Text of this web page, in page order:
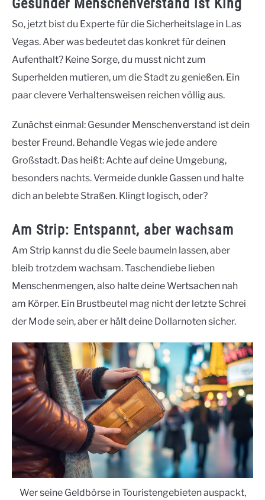
Gesunder Menschenverstand ist King
So, jetzt bist du Experte für die Sicherheitslage in Las
Vegas. Aber was bedeutet das konkret für deinen
Aufenthalt? Keine Sorge, du musst nicht zum
Superhelden mutieren, um die Stadt zu genießen. Ein
paar clevere Verhaltensweisen reichen völlig aus.
Zunächst einmal: Gesunder Menschenverstand ist dein
bester Freund. Behandle Vegas wie jede andere
Großstadt. Das heißt: Achte auf deine Umgebung,
besonders nachts. Vermeide dunkle Gassen und halte
dich an belebte Straßen. Klingt logisch, oder?
Am Strip: Entspannt, aber wachsam
Am Strip kannst du die Seele baumeln lassen, aber
bleib trotzdem wachsam. Taschendiebe lieben
Menschenmengen, also halte deine Wertsachen nah
am Körper. Ein Brustbeutel mag nicht der letzte Schrei
der Mode sein, aber er hält deine Dollarnoten sicher.
Wer seine Geldbörse in Touristengebieten auspackt,